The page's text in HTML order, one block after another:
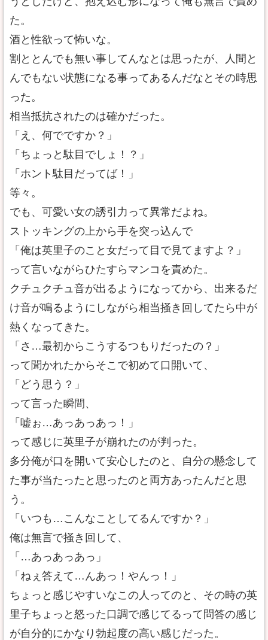
た。
酒と性欲って怖いな。
割ととんでも無い事してんなとは思ったが、人間と
んでもない状態になる事ってあるんだなとその時思
った。
相当抵抗されたのは確かだった。
「え、何でですか？」
「ちょっと駄目でしょ！？」
「ホント駄目だってば！」
等々。
でも、可愛い女の誘引力って異常だよね。
ストッキングの上から手を突っ込んで
「俺は英里子のこと女だって目で見てますよ？」
って言いながらひたすらマンコを責めた。
クチュクチュ音が出るようになってから、出来るだ
け音が鳴るようにしながら相当掻き回してたら中が
熱くなってきた。
「さ…最初からこうするつもりだったの？」
って聞かれたからそこで初めて口開いて、
「どう思う？」
って言った瞬間、
「嘘ぉ…あっあっあっ！」
って感じに英里子が崩れたのが判った。
多分俺が口を開いて安心したのと、自分の懸念して
た事が当たったと思ったのと両方あったんだと思
う。
「いつも…こんなことしてるんですか？」
俺は無言で掻き回して、
「…あっあっあっ」
「ねぇ答えて…んあっ！やんっ！」
ちょっと感じやすいなこの人ってのと、その時の英
里子ちょっと怒った口調で感じてるって問答の感じ
が自分的にかなり勃起度の高い感じだった。